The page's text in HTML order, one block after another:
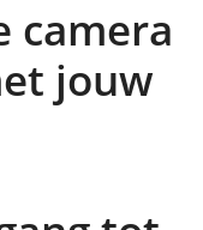
camera
jouw